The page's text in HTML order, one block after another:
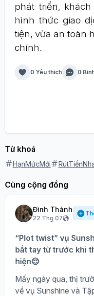
phát triển,
hình thức giao
tiện, vừa an toàn
chính.
0 Yêu thích 0
Từ khoá
HạnMứcMới
Cùng cộng đồng
Đình Thành
22 Thg 07
“Plot twist” vụ
bắt tay từ trước khi
hiện😌
Mấy ngày qua, thị
về vụ Sunshine và